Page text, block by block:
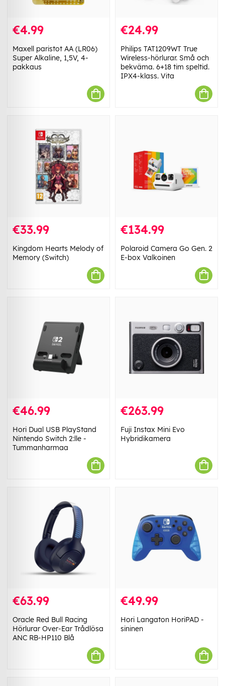
€4.99
Maxell paristot AA (LR06)
Super Alkaline, 1,5V, 4-
pakkaus
€24.99
Philips TAT1209WT True
Wireless-hörlurar. Små och
bekväma. 6+18 tim speltid.
IPX4-klass. Vita
€33.99
Kingdom Hearts Melody of
Memory (Switch)
€134.99
Polaroid Camera Go Gen. 2
E-box Valkoinen
€46.99
Hori Dual USB PlayStand
Nintendo Switch 2:lle -
Tummanharmaa
€263.99
Fuji Instax Mini Evo
Hybridikamera
€63.99
Oracle Red Bull Racing
Hörlurar Over-Ear Trådlösa
ANC RB-HP110 Blå
€49.99
Hori Langaton HoriPAD -
sininen